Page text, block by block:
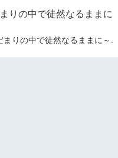
りの中で徒然なるままに
りの中で徒然なるままに～.